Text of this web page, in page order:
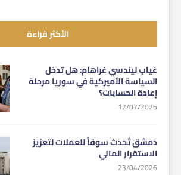
الأكثر قراءة
غياب ليندسي غراهام: هل تدخل
السياسة الأميركية في سوريا مرحلة
إعادة الحسابات؟
12/07/2026
دمشق تُحدث سوقاً للعملات لتعزيز
الاستقرار المالي
23/04/2026